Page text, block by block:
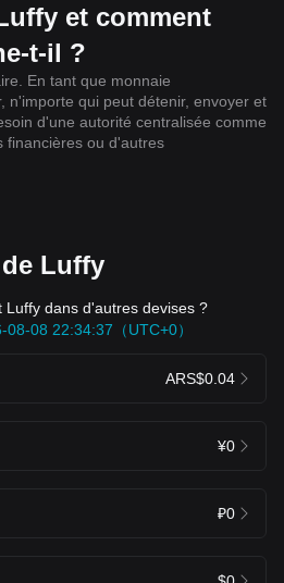
et comment
t-il ?
En tant que monnaie
n'importe qui peut détenir, envoyer et
d'une autorité centralisée comme
financières ou d'autres
Luffy
dans d'autres devises ?
08-08 22:34:37（UTC+0）
ARS$0.04
¥0
₽0